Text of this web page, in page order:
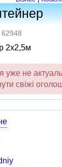
2х2,5м
уже не
свіжі